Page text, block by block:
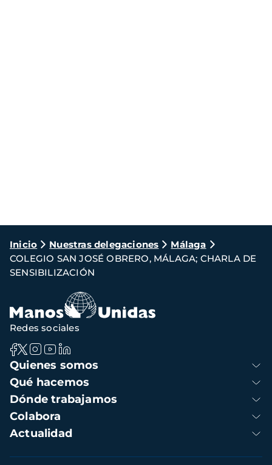
Ruta
de
navegación
Inicio Nuestras delegaciones
Málaga
COLEGIO SAN JOSÉ OBRERO, MÁLAGA; CHARLA DE
SENSIBILIZACIÓN
Navegación
principal
Quienes somos
Qué hacemos
Dónde trabajamos
Colabora
Actualidad
Redes sociales